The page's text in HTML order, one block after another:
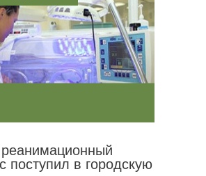
поступил в городскую